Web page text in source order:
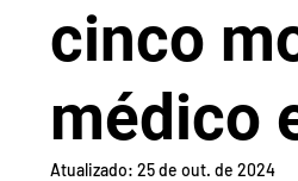
cinco
médico
Atualizado: 25 de out. de 2024